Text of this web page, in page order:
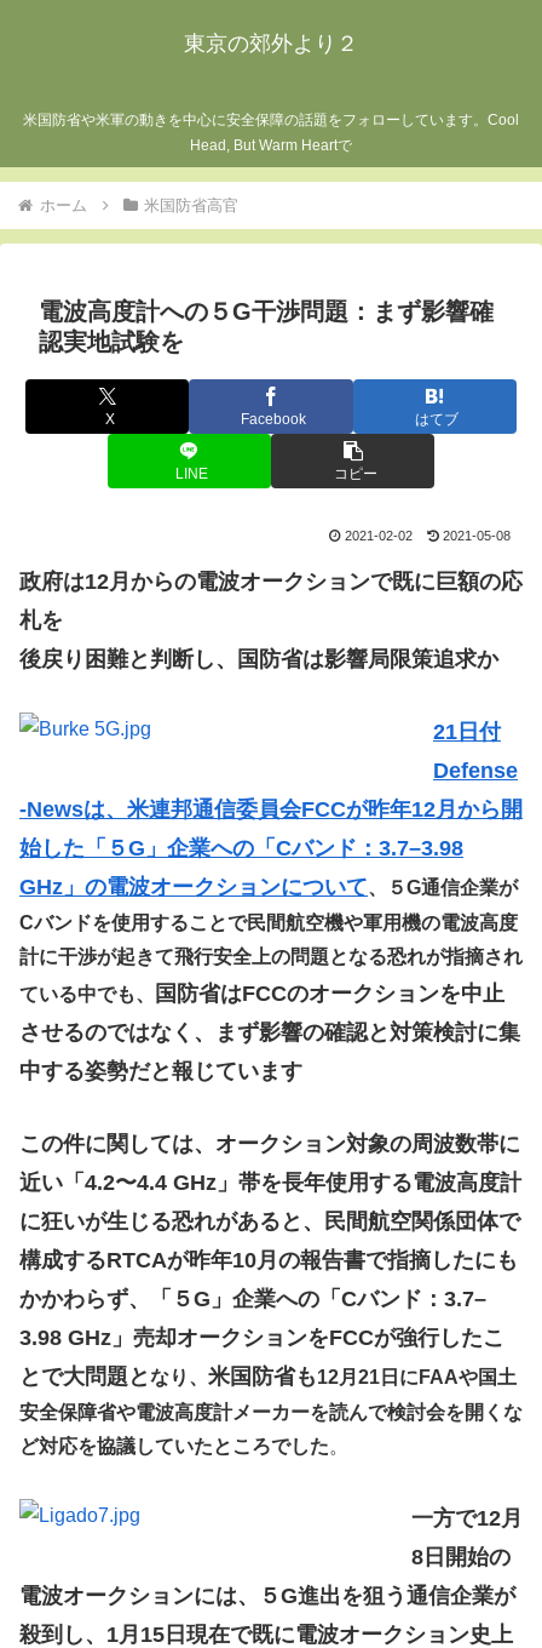
東京の郊外より２
米国防省や米軍の動きを中心に安全保障の話題をフォローしています。Cool
Head, But Warm Heartで
ホーム 米国防省高官
電波高度計への５G干渉問題：まず影響確
認実地試験を
X Facebook はてブ
LINE コピー
2021-02-02 2021-05-08
政府は12月からの電波オークションで既に巨額の応
札を
後戻り困難と判断し、国防省は影響局限策追求か
21日付
Defense
-Newsは、米連邦通信委員会FCCが昨年12月から開
始した「５G」企業への「Cバンド：3.7–3.98
GHz」の電波オークションについて、５G通信企業が
Cバンドを使用することで民間航空機や軍用機の電波高度
計に干渉が起きて飛行安全上の問題となる恐れが指摘され
ている中でも、
国防省はFCCのオークションを中止
させるのではなく、まず影響の確認と対策検討に集
中する姿勢だと報じています
この件に関しては、オークション対象の周波数帯に
近い「4.2〜4.4 GHz」帯を長年使用する電波高度計
に狂いが生じる恐れがあると、民間航空関係団体で
構成するRTCAが昨年10月の報告書で指摘したにも
かかわらず、「５G」企業への「Cバンド：3.7–
3.98 GHz」売却オークションをFCCが強行したこ
とで大問題となり、 米国防省も12月21日にFAAや国土
安全保障省や電波高度計メーカーを読んで検討会を開くな
ど対応を協議していたところでした。
一方で12月
8日開始の
電波オークションには、５G進出を狙う通信企業が
殺到し、1月15日現在で既に電波オークション史上